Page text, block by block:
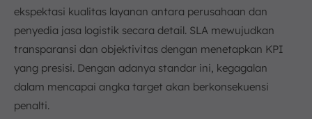
b. SLA Eksternal
c. SLA Spesifik Layanan
6. SLA dalam Berbagai Aspek Logistik
a. SLA Transportasi
b. SLA Pergudangan
c. SLA Pengiriman Mil Terakhir
ekspektasi kualitas layanan antara perusahaan dan
penyedia jasa logistik secara detail. SLA mewujudkan
transparansi dan objektivitas dengan menetapkan KPI
yang presisi. Dengan adanya standar ini, kegagalan
dalam mencapai angka target akan berkonsekuensi
penalti.